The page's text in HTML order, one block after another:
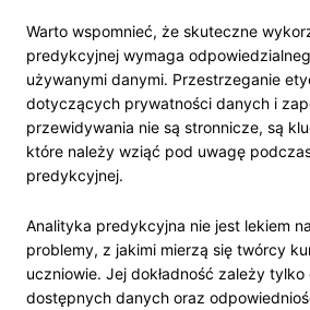
Warto wspomnieć, że skuteczne
predykcyjnej wymaga
używanymi danymi. Przestrzeganie
dotyczących prywatności danych i
przewidywania nie są stronnicze, są
które należy wziąć pod uwagę
predykcyjnej.
Analityka predykcyjna nie jest lekiem
problemy, z jakimi mierzą się twórcy
uczniowie. Jej dokładność zależy
dostępnych danych oraz